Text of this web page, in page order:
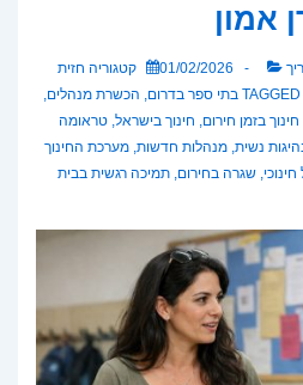
אמון
01/02/2026 קטגוריה חזית
TAGGED בתי ספר בדרום, הכשרת מנהלים,
חינוך בזמן חירום, חינוך בישראל, טראומה
נשית, מנהלות חדשות, מערכת החינוך
חינוכי, שגרה בחירום, תמיכה רגשית בבית